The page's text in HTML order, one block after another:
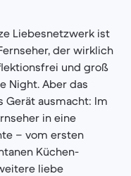
Liebesnetzwerk ist
der wirklich
und groß
Night. Aber das
Gerät ausmacht: Im
in eine
– vom ersten
Küchen-
liebe